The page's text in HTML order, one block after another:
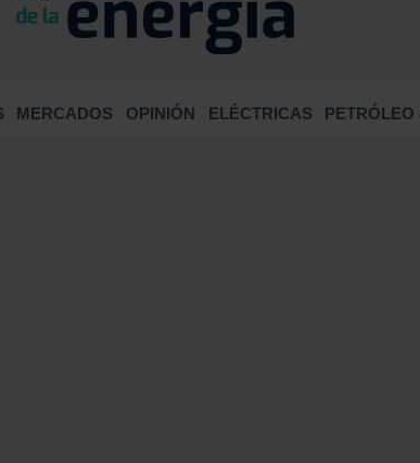
MERCADOS OPINIÓN ELÉCTRICAS PETRÓLEO